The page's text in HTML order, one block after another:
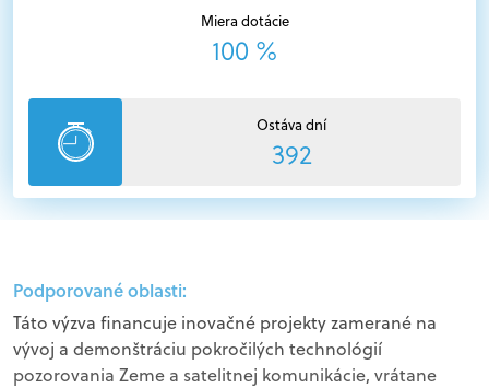
Miera dotácie
100 %
Ostáva dní
392
Podporované oblasti:
Táto výzva financuje inovačné projekty zamerané na
vývoj a demonštráciu pokročilých technológií
pozorovania Zeme a satelitnej komunikácie, vrátane